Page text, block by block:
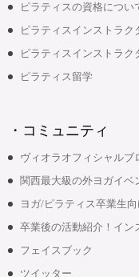
ピラティスの資格につい
ピラティスインストラク
ピラティスインストラク
ピラティス留学
・コミュニティ
ヴィオラオフィシャルブ
関西最大級の外ヨガイベ
ヨガ/ピラティス卒業生
卒業後の活動紹介！イン
フェイスブック
ツイッター